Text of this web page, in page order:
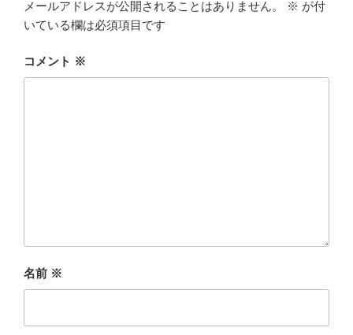
メールアドレスが公開されることはありません。 ※ が付
いている欄は必須項目です
コメント ※
名前 ※